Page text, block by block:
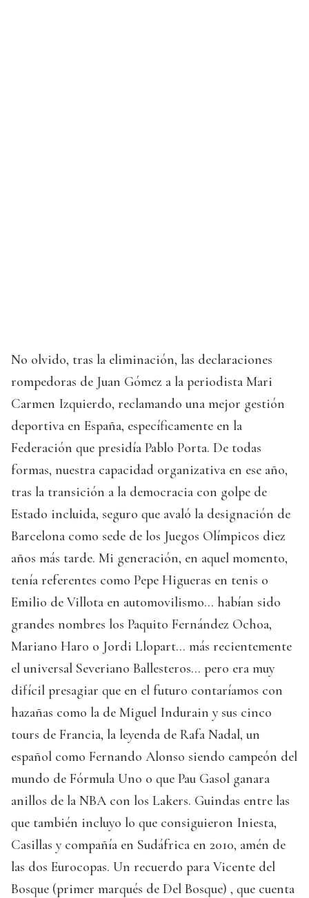
No olvido, tras la eliminación, las declaraciones
rompedoras de Juan Gómez a la periodista Mari
Carmen Izquierdo, reclamando una mejor gestión
deportiva en España, específicamente en la
Federación que presidía Pablo Porta. De todas
formas, nuestra capacidad organizativa en ese año,
tras la transición a la democracia con golpe de
Estado incluida, seguro que avaló la designación de
Barcelona como sede de los Juegos Olímpicos diez
años más tarde. Mi generación, en aquel momento,
tenía referentes como Pepe Higueras en tenis o
Emilio de Villota en automovilismo… habían sido
grandes nombres los Paquito Fernández Ochoa,
Mariano Haro o Jordi Llopart… más recientemente
el universal Severiano Ballesteros… pero era muy
difícil presagiar que en el futuro contaríamos con
hazañas como la de Miguel Indurain y sus cinco
tours de Francia, la leyenda de Rafa Nadal, un
español como Fernando Alonso siendo campeón del
mundo de Fórmula Uno o que Pau Gasol ganara
anillos de la NBA con los Lakers. Guindas entre las
que también incluyo lo que consiguieron Iniesta,
Casillas y compañía en Sudáfrica en 2010, amén de
las dos Eurocopas. Un recuerdo para Vicente del
Bosque (primer marqués de Del Bosque) , que cuenta